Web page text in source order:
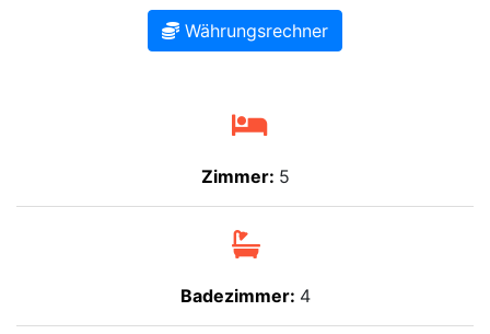
Währungsrechner
Zimmer: 5
Badezimmer: 4